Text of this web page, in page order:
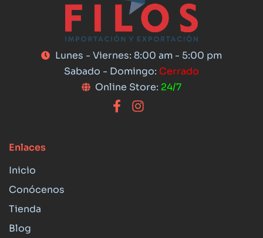
Lunes - Viernes: 8:00 am - 5:00 pm
Sabado - Domingo: Cerrado
Online Store: 24/7
Enlaces
Inicio
Conócenos
Tienda
Blog